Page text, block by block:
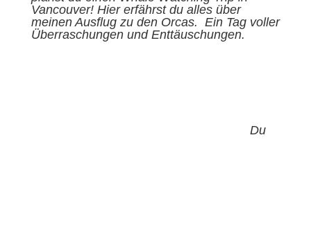
Vancouver! Hier erfährst du alles über
meinen Ausflug zu den Orcas. Ein Tag voller
Überraschungen und Enttäuschungen.
Du